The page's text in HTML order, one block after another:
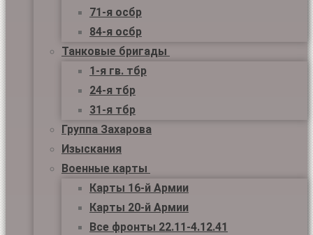
71-я осбр
84-я осбр
Танковые бригады
1-я гв. тбр
24-я тбр
31-я тбр
Группа Захарова
Изыскания
Военные карты
Карты 16-й Армии
Карты 20-й Армии
Все фронты 22.11-4.12.41